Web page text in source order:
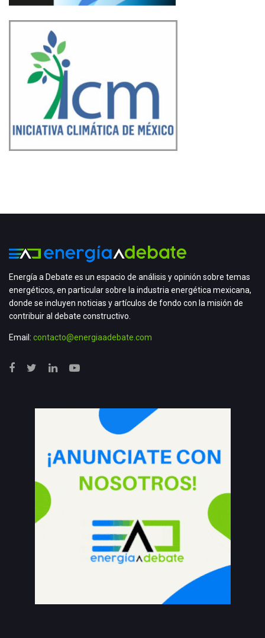
Energía a Debate es un espacio de análisis y opinión sobre temas
energéticos, en particular sobre la industria energética mexicana,
donde se incluyen noticias y artículos de fondo con la misión de
contribuir al debate constructivo.
Email: contacto@energiaadebate.com